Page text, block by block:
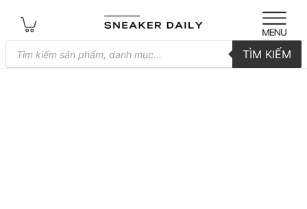
Tìm
kiếm
sản
TÌM KIẾM